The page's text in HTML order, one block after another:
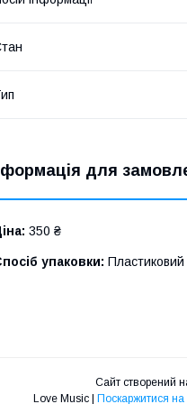
для
350 ₴
упаковки:
Сайт створений
Поскаржитися на